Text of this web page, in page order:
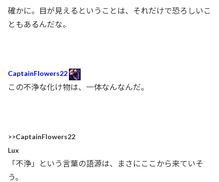
確かに。目が見えるということは、それだけで恐ろしいこ
ともあるんだな。
CaptainFlowers22
この不浄な化け物は、一体なんなんだ。
>>CaptainFlowers22
Lux
「不浄」という言葉の語源は、まさにここから来ていそ
う。